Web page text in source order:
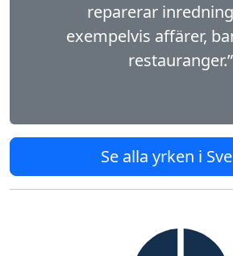
reparerar
exempelvis affärer,
restauranger.”
Se alla yrken i